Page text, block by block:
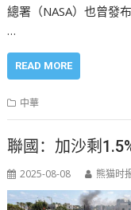
總署（NASA）也曾發
…
READ MORE
中華
聯國：加沙剩
2025-08-08 熊猫时